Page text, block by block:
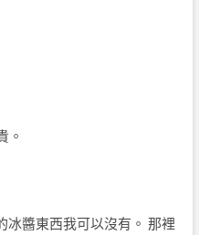
。
冰醬東西我可以沒有。 那裡